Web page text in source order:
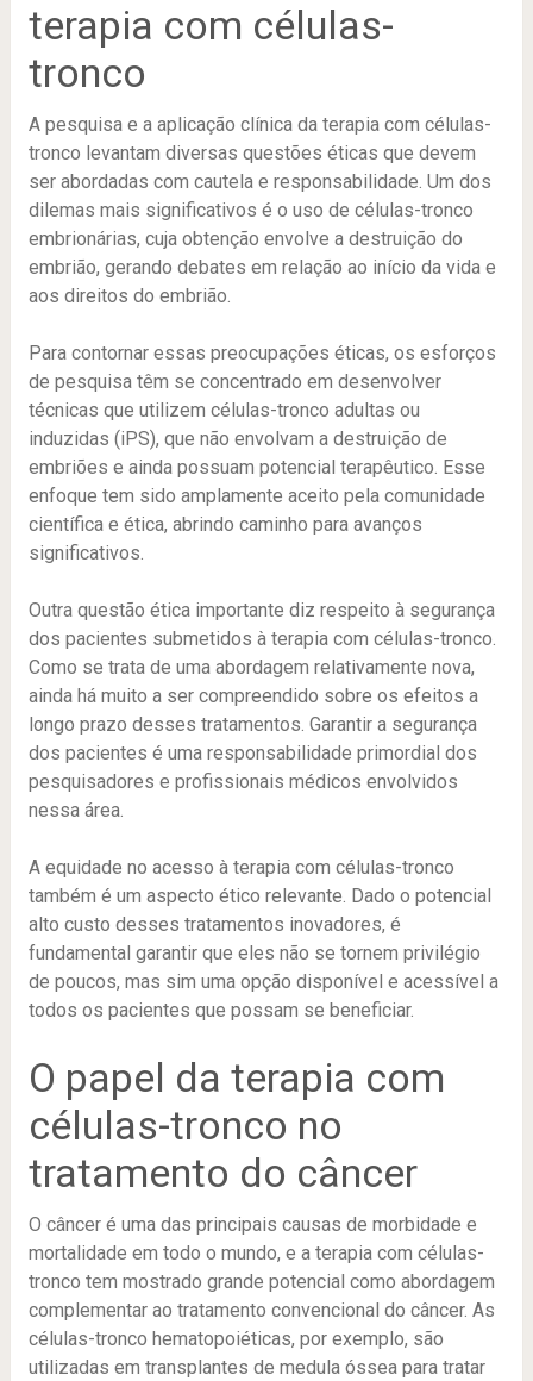
terapia com células-
tronco
A pesquisa e a aplicação clínica da terapia com células-
tronco levantam diversas questões éticas que devem
ser abordadas com cautela e responsabilidade. Um dos
dilemas mais significativos é o uso de células-tronco
embrionárias, cuja obtenção envolve a destruição do
embrião, gerando debates em relação ao início da vida e
aos direitos do embrião.
Para contornar essas preocupações éticas, os esforços
de pesquisa têm se concentrado em desenvolver
técnicas que utilizem células-tronco adultas ou
induzidas (iPS), que não envolvam a destruição de
embriões e ainda possuam potencial terapêutico. Esse
enfoque tem sido amplamente aceito pela comunidade
científica e ética, abrindo caminho para avanços
significativos.
Outra questão ética importante diz respeito à segurança
dos pacientes submetidos à terapia com células-tronco.
Como se trata de uma abordagem relativamente nova,
ainda há muito a ser compreendido sobre os efeitos a
longo prazo desses tratamentos. Garantir a segurança
dos pacientes é uma responsabilidade primordial dos
pesquisadores e profissionais médicos envolvidos
nessa área.
A equidade no acesso à terapia com células-tronco
também é um aspecto ético relevante. Dado o potencial
alto custo desses tratamentos inovadores, é
fundamental garantir que eles não se tornem privilégio
de poucos, mas sim uma opção disponível e acessível a
todos os pacientes que possam se beneficiar.
O papel da terapia com
células-tronco no
tratamento do câncer
O câncer é uma das principais causas de morbidade e
mortalidade em todo o mundo, e a terapia com células-
tronco tem mostrado grande potencial como abordagem
complementar ao tratamento convencional do câncer. As
células-tronco hematopoiéticas, por exemplo, são
utilizadas em transplantes de medula óssea para tratar